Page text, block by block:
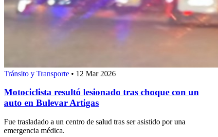
Tránsito y Transporte • 12 Mar 2026
Motociclista resultó lesionado tras choque con un
auto en Bulevar Artigas
Fue trasladado a un centro de salud tras ser asistido por una
emergencia médica.